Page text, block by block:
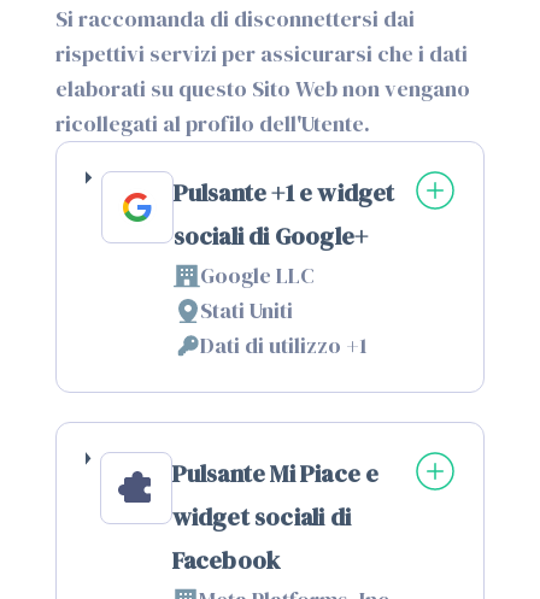
Si raccomanda di disconnettersi dai
rispettivi servizi per assicurarsi che i dati
elaborati su questo Sito Web non vengano
ricollegati al profilo dell'Utente.
Pulsante +1 e widget
sociali di Google+
Azienda:
Google LLC
Luogo
del
trattamento:
Stati Uniti
Dati
Personali
trattati:
Dati di utilizzo +1
Pulsante Mi Piace e
widget sociali di
Facebook